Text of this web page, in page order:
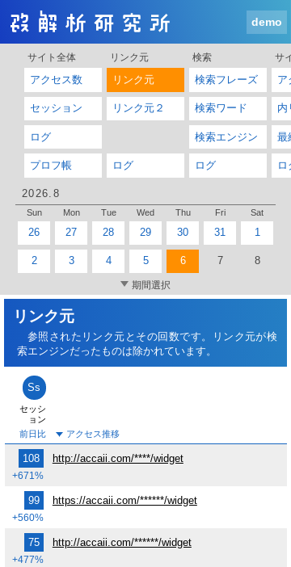
demo
サイト全体
アクセス数
セッション
ログ
プロフ帳
リンク元
リンク元
リンク元２
ログ
検索
検索フレーズ
検索ワード
検索エンジン
ログ
サ
ア
内
最
ロ
2026.8
Sun Mon Tue Wed Thu Fri Sat
26 27 28 29 30 31 1
2 3 4 5 6 7 8
期間選択
リンク元
参照されたリンク元とその回数です。リンク元が検
索エンジンだったものは除かれています。
Ss
セッシ
ョン
前日比
108
+671%
http://accaii.com/****/widget
99
+560%
https://accaii.com/******/widget
75
+477%
http://accaii.com/******/widget